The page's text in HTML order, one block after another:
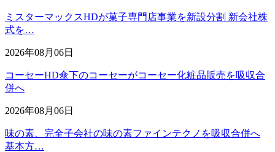
ミスターマックスHDが菓子専門店事業を新設分割 新会社株
式を…
2026年08月06日
コーセーHD傘下のコーセーがコーセー化粧品販売を吸収合
併へ
2026年08月06日
味の素、完全子会社の味の素ファインテクノを吸収合併へ
基本方…